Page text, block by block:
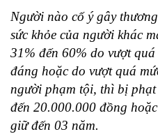
Người nào cố ý gây
sức khỏe của người khác
31% đến 60% do vượt
đáng hoặc do vượt quá
người phạm tội, thì bị
đến 20.000.000 đồng
giữ đến 03 năm.